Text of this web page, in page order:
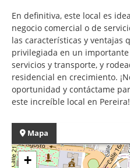
En definitiva, este local es
negocio comercial o de
las características y ventajas
privilegiada en un
servicios y transporte, y
residencial en crecimiento.
oportunidad y contáctame
este increíble local en Pereira!
Mapa
+